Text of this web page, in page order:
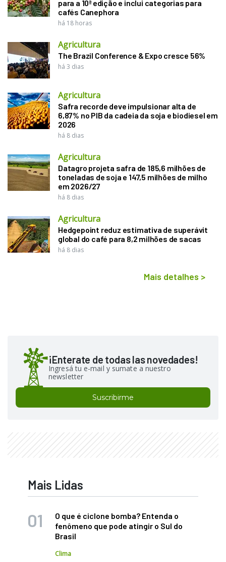
para a 10ª edição e inclui categorias para
cafés Canephora
há 18 horas
Agricultura
The Brazil Conference & Expo cresce 56%
há 3 dias
Agricultura
Safra recorde deve impulsionar alta de
6,87% no PIB da cadeia da soja e biodiesel em
2026
há 8 dias
Agricultura
Datagro projeta safra de 185,6 milhões de
toneladas de soja e 147,5 milhões de milho
em 2026/27
há 8 dias
Agricultura
Hedgepoint reduz estimativa de superávit
global do café para 8,2 milhões de sacas
há 8 dias
Mais detalhes >
¡Enterate de todas las novedades!
Ingresá tu e-mail y sumate a nuestro
newsletter
Suscribirme
Mais Lidas
O que é ciclone bomba? Entenda o
fenômeno que pode atingir o Sul do
Brasil
Clima